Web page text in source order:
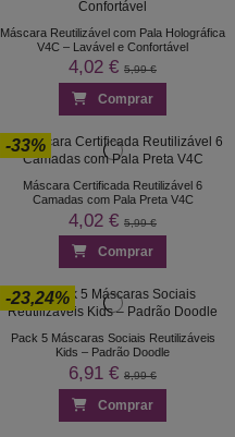
Máscara Reutilizável com Pala Holográfica
V4C – Lavável e Confortável
4,02 € 5,99 €
Comprar
-33%
Máscara Certificada Reutilizável 6
Camadas com Pala Preta V4C
4,02 € 5,99 €
Comprar
-23,24%
Pack 5 Máscaras Sociais Reutilizáveis
Kids – Padrão Doodle
6,91 € 8,99 €
Comprar